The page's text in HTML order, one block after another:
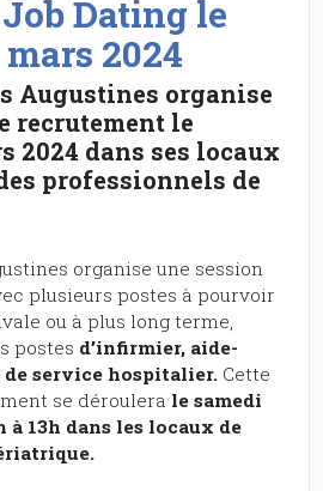
Dating le
2024
Augustines organise
recrutement le
2024 dans ses locaux
professionnels de
organise une session
plusieurs postes à pourvoir
ou à plus long terme,
postes d’infirmier, aide-
service hospitalier. Cette
se déroulerale samedi
à 13h dans les locaux de